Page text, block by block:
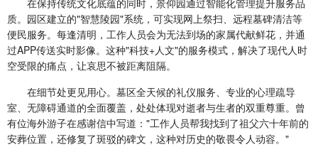
在保持传统文化底蕴的同时，景仰园通过智能化管理提升服务品
质。园区建立的"智慧陵园"系统，可实现网上祭扫、远程墓碑清洁等
便民服务。每逢清明，工作人员会为无法到场的家属代献鲜花，并通
过APP传送实时影像。这种"科技+人文"的服务模式，解决了现代人时
空受限的痛点，让哀思不被距离阻隔。
在细节处更见用心。墓区全天候的礼仪服务、专业的心理疏导
室、无障碍通道的全面覆盖，处处体现对逝者与生者的双重尊重。曾
有位海外游子在感谢信中写道："工作人员帮我找到了祖父六十年前的
安葬位置，还修复了斑驳的碑文，这种对历史的敬畏令人动容。"